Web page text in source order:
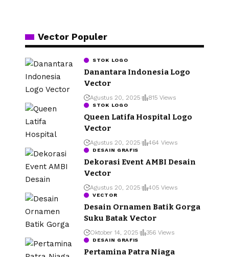
Vector Populer
STOK LOGO
Danantara Indonesia Logo
Vector
Agustus 20, 2025 815 Views
STOK LOGO
Queen Latifa Hospital Logo
Vector
Agustus 20, 2025 464 Views
DESAIN GRAFIS
Dekorasi Event AMBI Desain
Vector
Agustus 20, 2025 405 Views
VECTOR
Desain Ornamen Batik Gorga
Suku Batak Vector
Oktober 14, 2025 356 Views
DESAIN GRAFIS
Pertamina Patra Niaga